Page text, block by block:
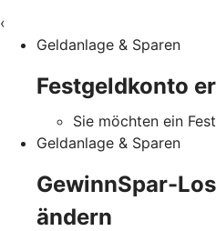
‹
Geldanlage & Sparen
Festgeldkonto
Sie möchten ein
Geldanlage & Sparen
GewinnSpar-
ändern